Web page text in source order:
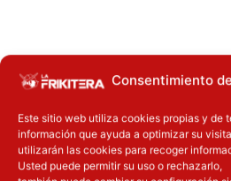
Consentimiento
Este sitio web utiliza cookies propias y de
información que ayuda a optimizar su
utilizarán las cookies para recoger
Usted puede permitir su uso o rechazarlo,
¿Qué tipo de